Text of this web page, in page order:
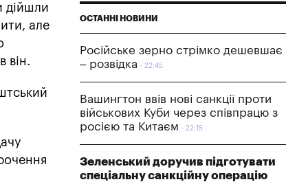
дійшли
але
він.
ОСТАННІ НОВИНИ
Російське зерно стрімко дешевшає
– розвідка
22:45
Вашингтон ввів нові санкції проти
військових Куби через співпрацю з
росією та Китаєм
22:15
Зеленський доручив підготувати
спеціальну санкційну операцію